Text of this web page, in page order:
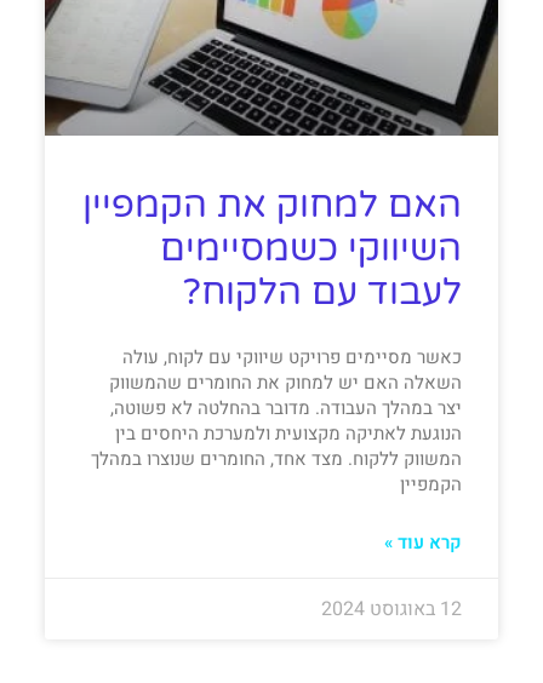
האם למחוק את הקמפיין
השיווקי כשמסיימים
לעבוד עם הלקוח?
כאשר מסיימים פרויקט שיווקי עם לקוח, עולה
השאלה האם יש למחוק את החומרים שהמשווק
יצר במהלך העבודה. מדובר בהחלטה לא פשוטה,
הנוגעת לאתיקה מקצועית ולמערכת היחסים בין
המשווק ללקוח. מצד אחד, החומרים שנוצרו במהלך
הקמפיין
קרא עוד »
12 באוגוסט 2024